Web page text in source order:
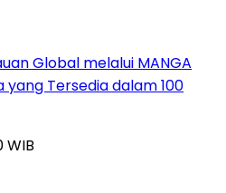
Global melalui MANGA
yang Tersedia dalam 100
WIB